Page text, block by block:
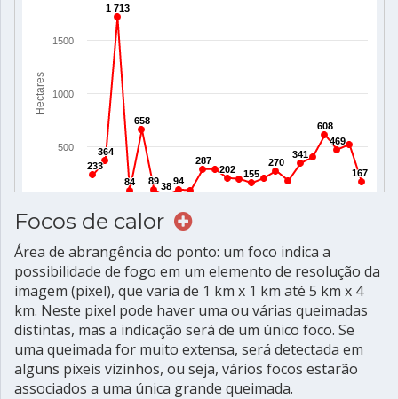
Focos de calor
Área de abrangência do ponto: um foco indica a
possibilidade de fogo em um elemento de resolução da
imagem (pixel), que varia de 1 km x 1 km até 5 km x 4
km. Neste pixel pode haver uma ou várias queimadas
distintas, mas a indicação será de um único foco. Se
uma queimada for muito extensa, será detectada em
alguns pixeis vizinhos, ou seja, vários focos estarão
associados a uma única grande queimada.